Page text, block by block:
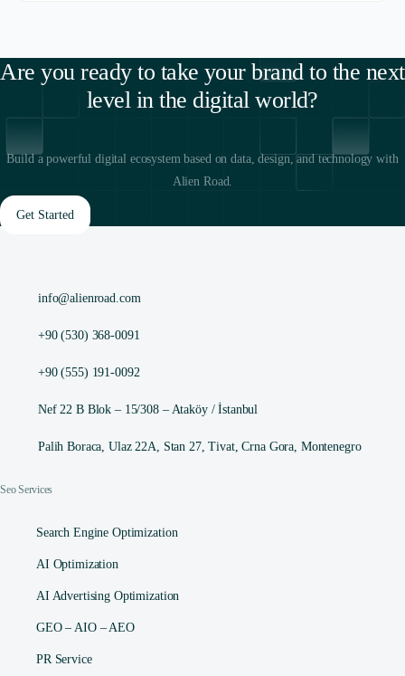
Are you ready to take your brand to the next
level in the digital world?
Build a powerful digital ecosystem based on data, design, and technology with
Alien Road.
Get Started
info@alienroad.com
+90 (530) 368-0091
+90 (555) 191-0092
Nef 22 B Blok – 15/308 – Ataköy / İstanbul
Palih Boraca, Ulaz 22A, Stan 27, Tivat, Crna Gora, Montenegro
Seo Services
Search Engine Optimization
AI Optimization
AI Advertising Optimization
GEO – AIO – AEO
PR Service